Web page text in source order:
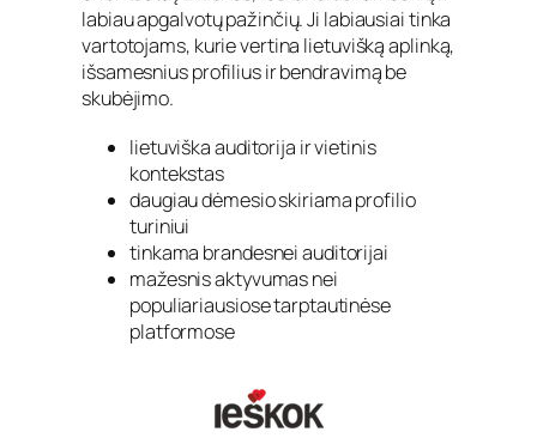
labiau apgalvotų pažinčių. Ji labiausiai tinka
vartotojams, kurie vertina lietuvišką aplinką,
išsamesnius profilius ir bendravimą be
skubėjimo.
lietuviška auditorija ir vietinis
kontekstas
daugiau dėmesio skiriama profilio
turiniui
tinkama brandesnei auditorijai
mažesnis aktyvumas nei
populiariausiose tarptautinėse
platformose